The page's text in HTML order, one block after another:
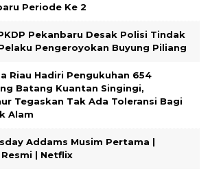
Periode Ke 2
Pekanbaru Desak Polisi Tindak
Pengeroyokan Buyung Piliang
Riau Hadiri Pengukuhan 654
Batang Kuantan Singingi,
Tegaskan Tak Ada Toleransi Bagi
Alam
Addams Musim Pertama |
| Netflix